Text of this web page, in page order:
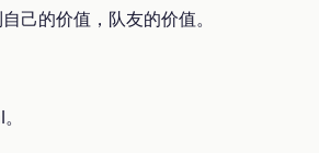
己的价值，队友的价值。